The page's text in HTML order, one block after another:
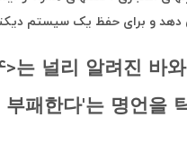
و برای حفظ یک سیستم
는 널리 알려진 바
패한다'는 명언을